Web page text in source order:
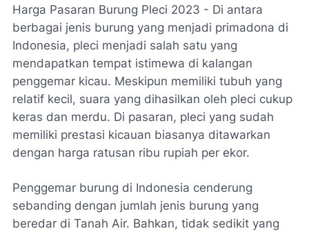
Harga Pasaran Burung Pleci 2023 - Di antara
berbagai jenis burung yang menjadi primadona di
Indonesia, pleci menjadi salah satu yang
mendapatkan tempat istimewa di kalangan
penggemar kicau. Meskipun memiliki tubuh yang
relatif kecil, suara yang dihasilkan oleh pleci cukup
keras dan merdu. Di pasaran, pleci yang sudah
memiliki prestasi kicauan biasanya ditawarkan
dengan harga ratusan ribu rupiah per ekor.
Penggemar burung di Indonesia cenderung
sebanding dengan jumlah jenis burung yang
beredar di Tanah Air. Bahkan, tidak sedikit yang